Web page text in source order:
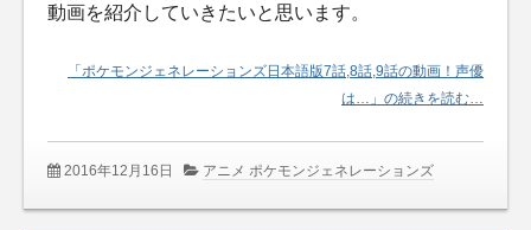
動画を紹介していきたいと思います。
「ポケモンジェネレーションズ日本語版7話,8話,9話の動画！声優
は…」の続きを読む…
2016年12月16日 アニメ ポケモンジェネレーションズ